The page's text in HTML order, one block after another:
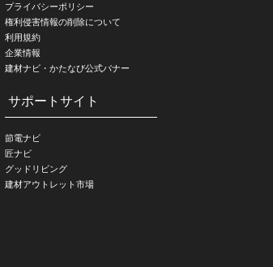
プライバシーポリシー
権利侵害情報の削除について
利用規約
企業情報
建材ナビ・かたなび公式バナー
サポートサイト
節電ナビ
匠ナビ
グッドリビング
建材アウトレット市場